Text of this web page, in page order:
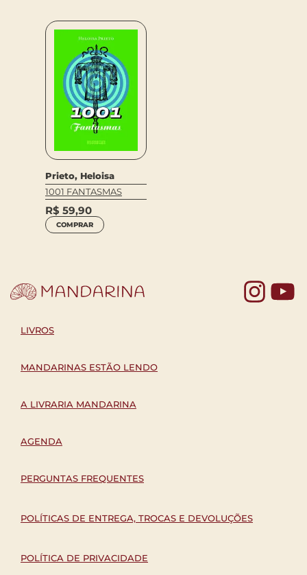
Prieto, Heloisa
1001 FANTASMAS
R$ 59,90
COMPRAR
LIVROS
MANDARINAS ESTÃO LENDO
A LIVRARIA MANDARINA
AGENDA
PERGUNTAS FREQUENTES
POLÍTICAS DE ENTREGA, TROCAS E DEVOLUÇÕES
POLÍTICA DE PRIVACIDADE